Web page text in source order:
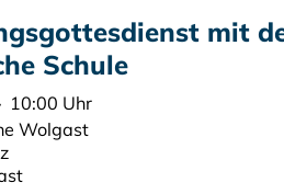
mit
Schule
10:00 Uhr
Wolgast